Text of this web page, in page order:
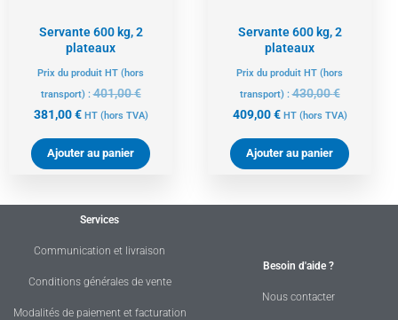
Servante 600 kg, 2
plateaux
Prix du produit HT (hors
transport) :401,00€
381,00€ HT (hors TVA)
Ajouter au panier
Servante 600 kg, 2
plateaux
Prix du produit HT (hors
transport) :430,00€
409,00€ HT (hors TVA)
Ajouter au panier
Services
Communication et livraison
Conditions générales de vente
Modalités de paiement et facturation
Besoin d'aide ?
Nous contacter